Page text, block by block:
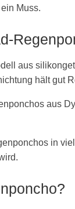
Muss.
aus
hält gut
aus
in